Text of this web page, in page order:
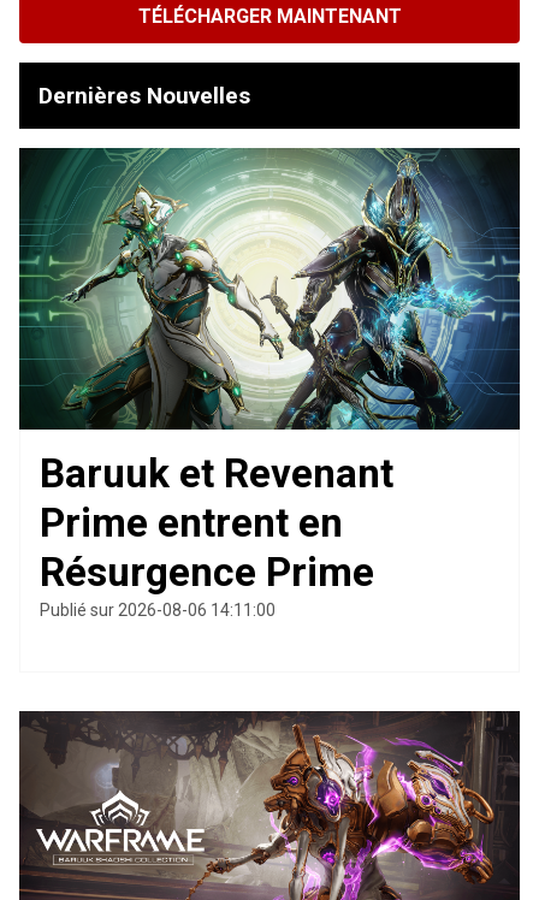
TÉLÉCHARGER MAINTENANT
Dernières Nouvelles
Baruuk et Revenant
Prime entrent en
Résurgence Prime
Publié sur 2026-08-06 14:11:00